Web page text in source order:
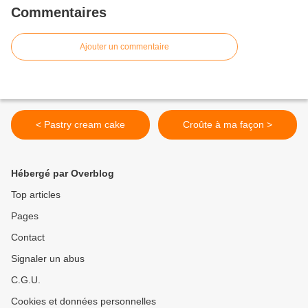
Commentaires
Ajouter un commentaire
< Pastry cream cake Croûte à ma façon >
Hébergé par Overblog
Top articles
Pages
Contact
Signaler un abus
C.G.U.
Cookies et données personnelles